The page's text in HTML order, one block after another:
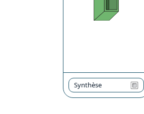
Synthèse